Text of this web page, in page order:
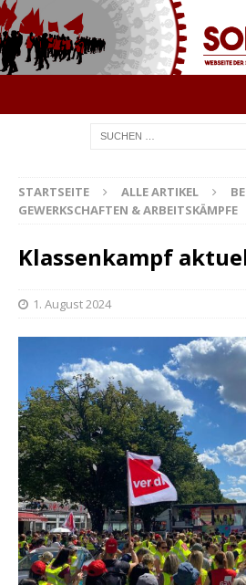
STARTSEITE ALLE ARTIKEL
GEWERKSCHAFTEN & ARBEITSKÄMPFE
Klassenkampf
1. August 2024